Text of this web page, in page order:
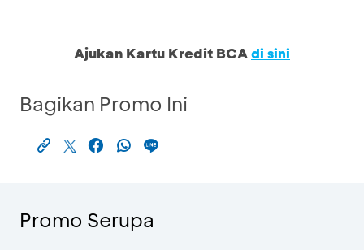
Ajukan Kartu Kredit BCAdi sini
Bagikan Promo Ini
Promo Serupa